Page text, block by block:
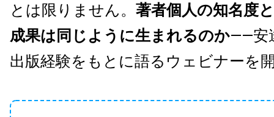
とは限りません。 著者個人の知名度
成果は同じように生まれるのか——安
出版経験をもとに語るウェビナーを